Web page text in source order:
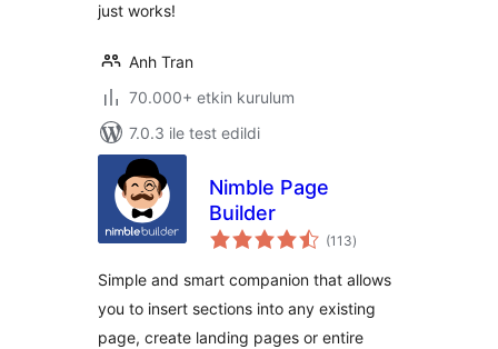
just works!
Anh Tran
70.000+ etkin kurulum
7.0.3 ile test edildi
Nimble Page
Builder
(113toplam
puan
)
Simple and smart companion that allows
you to insert sections into any existing
page, create landing pages or entire